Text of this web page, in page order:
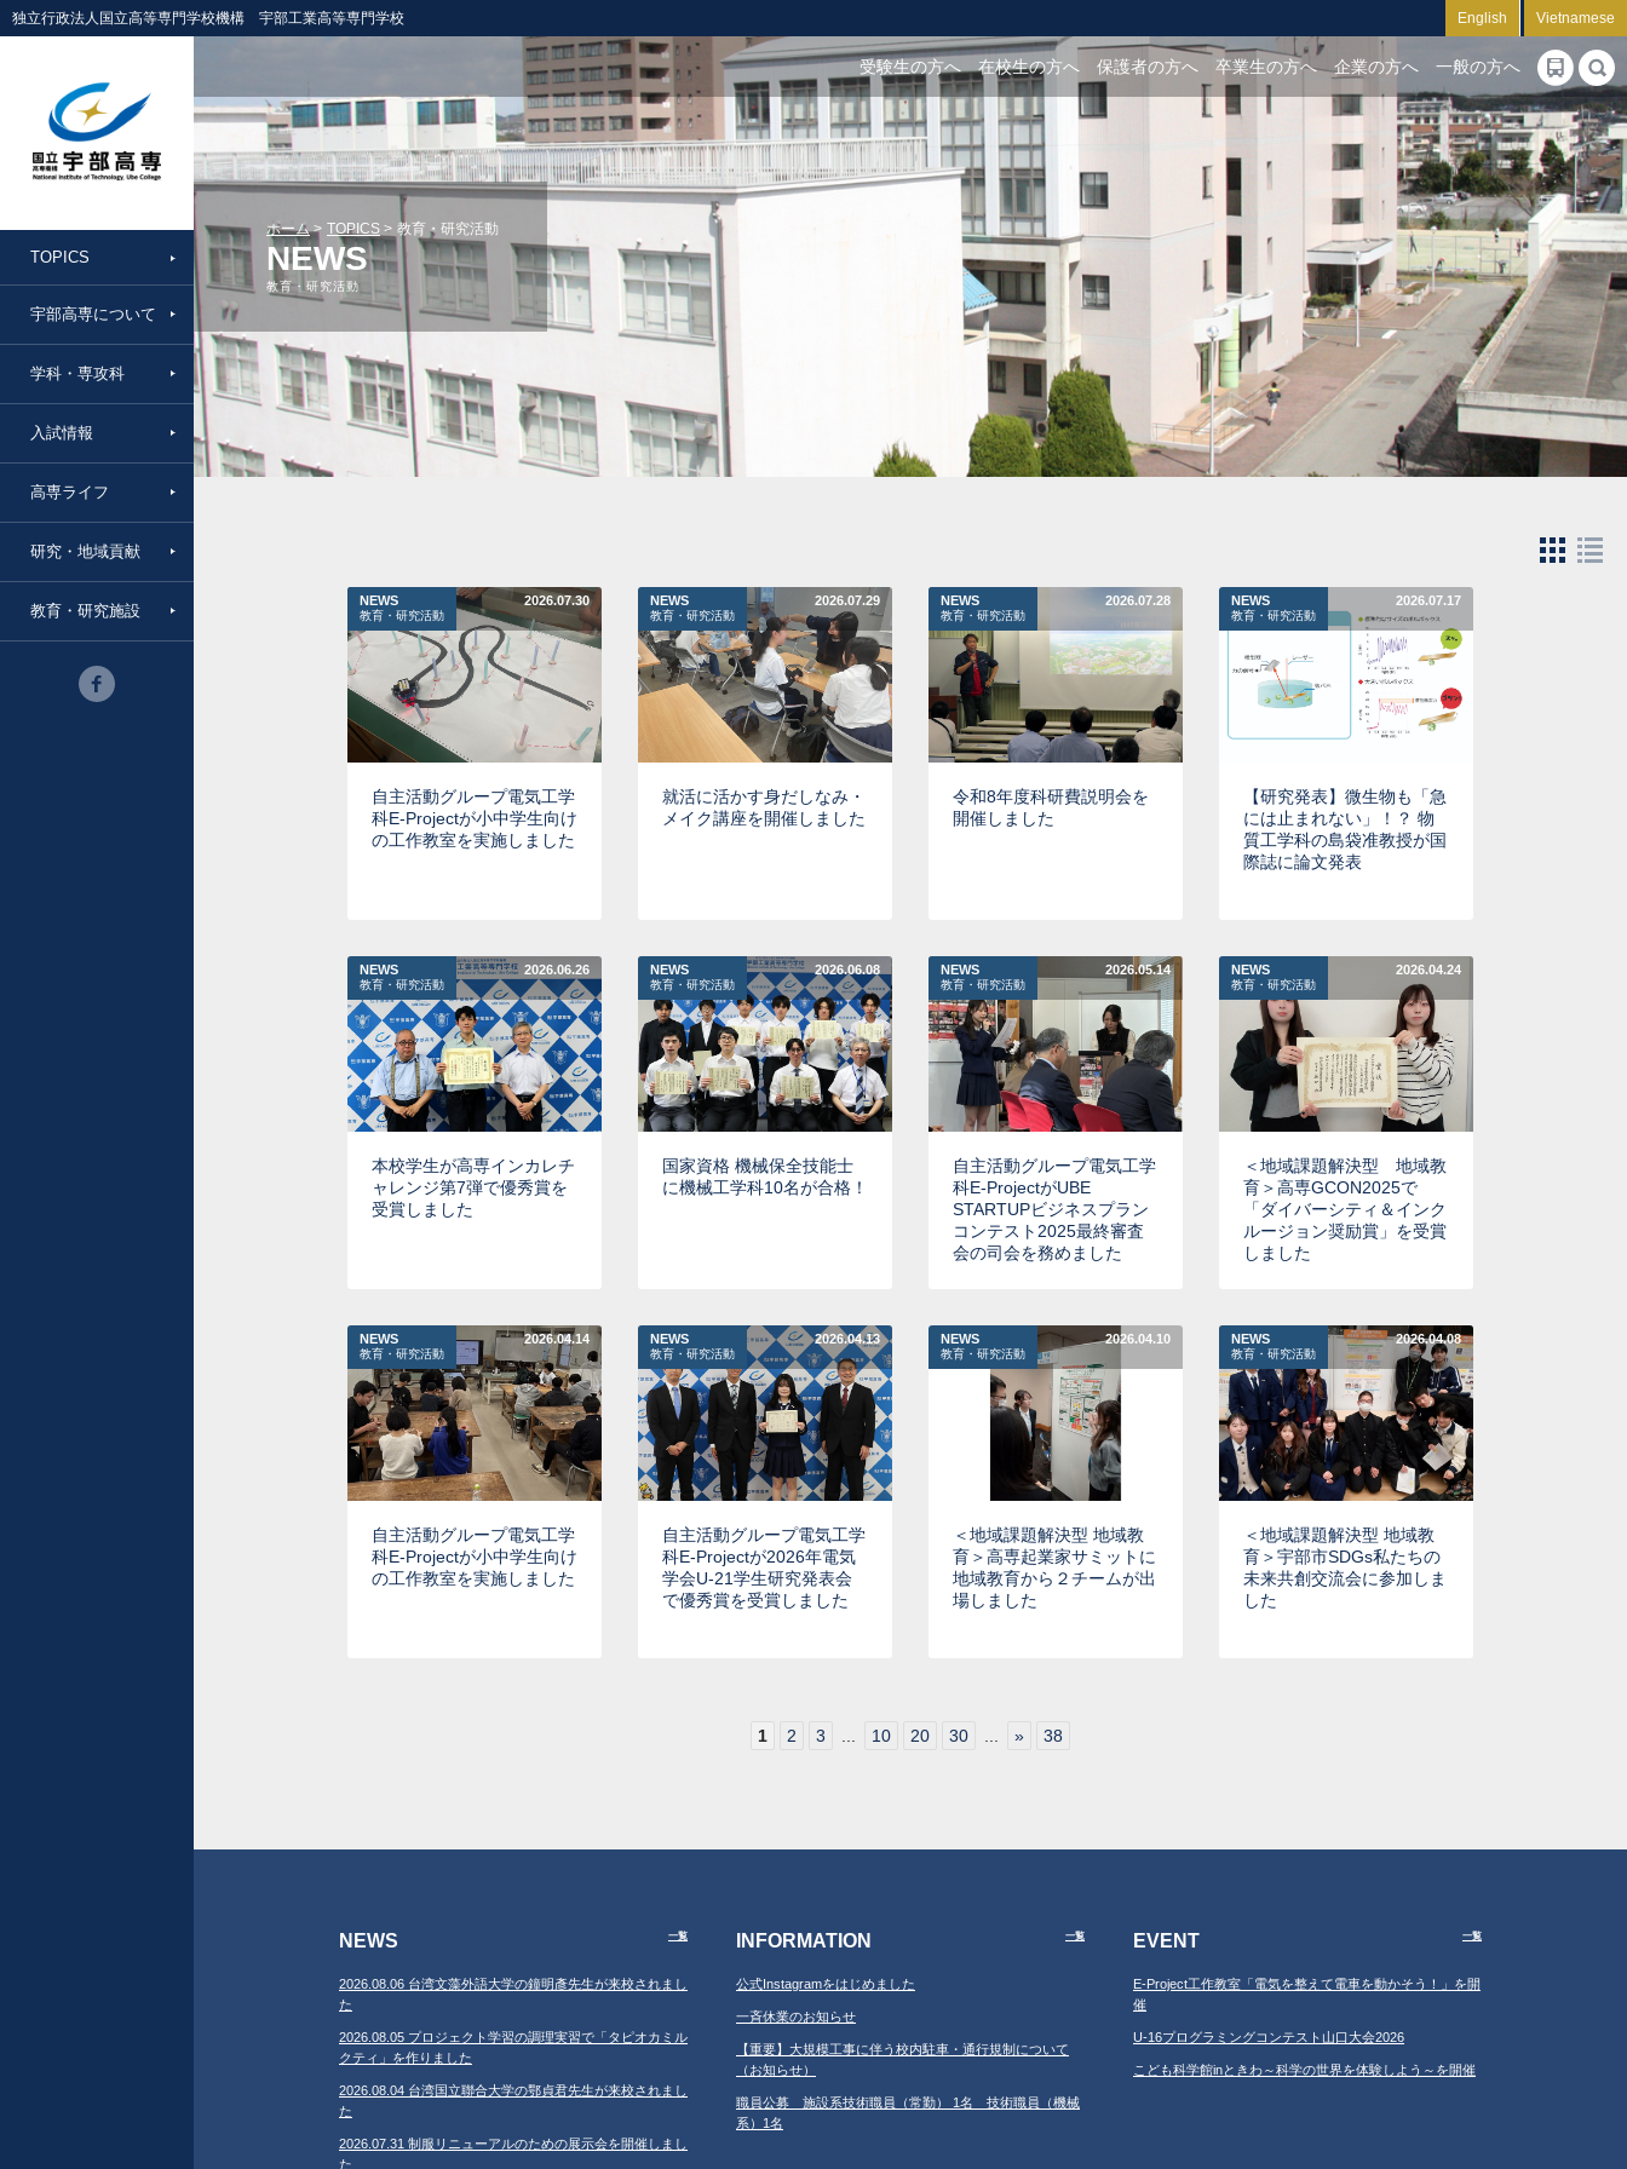
独立行政法人国立高等専門学校機構 宇部工業高等専門学校 English Vietnamese
TOPICS
宇部高専について
学科・専攻科
入試情報
高専ライフ
研究・地域貢献
教育・研究施設
受験生の方へ 在校生の方へ 保護者の方へ 卒業生の方へ 企業の方へ 一般の方へ
ホーム TOPICS 教育・研究活動
NEWS
教育・研究活動
NEWS
教育・研究活動
2026.07.30
自主活動グループ電気工学
科E-Projectが小中学生向け
の工作教室を実施しました
NEWS
教育・研究活動
2026.07.29
就活に活かす身だしなみ・
メイク講座を開催しました
NEWS
教育・研究活動
2026.07.28
令和8年度科研費説明会を
開催しました
NEWS
教育・研究活動
2026.07.17
【研究発表】微生物も「急
には止まれない」！？ 物
質工学科の島袋准教授が国
際誌に論文発表
NEWS
教育・研究活動
2026.06.26
本校学生が高専インカレチ
ャレンジ第7弾で優秀賞を
受賞しました
NEWS
教育・研究活動
2026.06.08
国家資格 機械保全技能士
に機械工学科10名が合格！
NEWS
教育・研究活動
2026.05.14
自主活動グループ電気工学
科E-ProjectがUBE
STARTUPビジネスプラン
コンテスト2025最終審査
会の司会を務めました
NEWS
教育・研究活動
2026.04.24
＜地域課題解決型 地域教
育＞高専GCON2025で
「ダイバーシティ＆インク
ルージョン奨励賞」を受賞
しました
NEWS
教育・研究活動
2026.04.14
自主活動グループ電気工学
科E-Projectが小中学生向け
の工作教室を実施しました
NEWS
教育・研究活動
2026.04.13
自主活動グループ電気工学
科E-Projectが2026年電気
学会U-21学生研究発表会
で優秀賞を受賞しました
NEWS
教育・研究活動
2026.04.10
＜地域課題解決型 地域教
育＞高専起業家サミットに
地域教育から２チームが出
場しました
NEWS
教育・研究活動
2026.04.08
＜地域課題解決型 地域教
育＞宇部市SDGs私たちの
未来共創交流会に参加しま
した
1 2 3 10 20 30 » 38
NEWS 一覧
2026.08.06 台湾文藻外語大学の鐘明彥先生が来校されまし
た
2026.08.05 プロジェクト学習の調理実習で「タピオカミル
クティ」を作りました
2026.08.04 台湾国立聯合大学の鄂貞君先生が来校されまし
た
2026.07.31 制服リニューアルのための展示会を開催しまし
た
INFORMATION 一覧
公式Instagramをはじめました
一斉休業のお知らせ
【重要】大規模工事に伴う校内駐車・通行規制について
（お知らせ）
職員公募 施設系技術職員（常勤） 1名 技術職員（機械
系）1名
EVENT 一覧
E-Project工作教室「電気を整えて電車を動かそう！」を開
催
U-16プログラミングコンテスト山口大会2026
こども科学館inときわ～科学の世界を体験しよう～を開催